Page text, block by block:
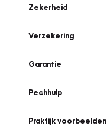
Zekerheid
Verzekering
Garantie
Pechhulp
Praktijk voorbeelden